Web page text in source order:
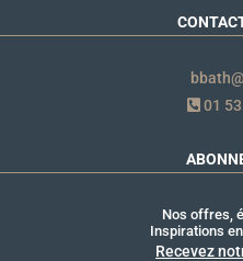
01
Nos offres,
Inspirations
Recevez